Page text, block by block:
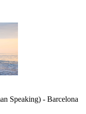
Speaking) - Barcelona